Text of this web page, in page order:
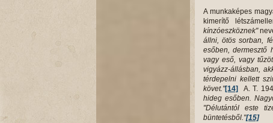
A munkaképes
kimerítő
kínzóeszköznek"
állni, ötös sorban,
esőben, dermesztő
vagy eső, vagy
vigyázz-állásban,
térdepelni kellett
követ."[14] A. T.
hideg esőben.
"Délutántól este
büntetésből."[15]